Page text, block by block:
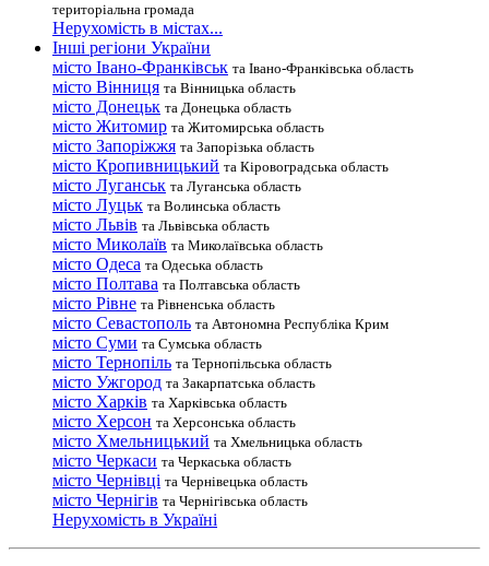
територіальна громада
Нерухомість в містах...
Інші регіони України
місто Івано-Франківськ та Івано-Франківська область
місто Вінниця та Вінницька область
місто Донецьк та Донецька область
місто Житомир та Житомирська область
місто Запоріжжя та Запорізька область
місто Кропивницький та Кіровоградська область
місто Луганськ та Луганська область
місто Луцьк та Волинська область
місто Львів та Львівська область
місто Миколаїв та Миколаївська область
місто Одеса та Одеська область
місто Полтава та Полтавська область
місто Рівне та Рівненська область
місто Севастополь та Автономна Республіка Крим
місто Суми та Сумська область
місто Тернопіль та Тернопільська область
місто Ужгород та Закарпатська область
місто Харків та Харківська область
місто Херсон та Херсонська область
місто Хмельницький та Хмельницька область
місто Черкаси та Черкаська область
місто Чернівці та Чернівецька область
місто Чернігів та Чернігівська область
Нерухомість в Україні